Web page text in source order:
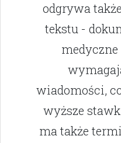
odgrywa
tekstu -
wiadomości,
wyższe
ma także